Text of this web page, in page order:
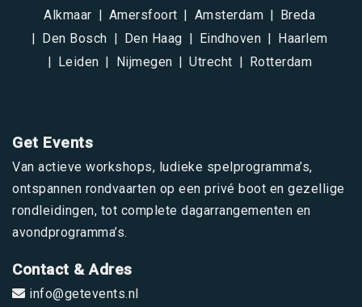
Alkmaar Amersfoort Amsterdam
Breda
Den Bosch
Den Haag Eindhoven
Haarlem
Leiden
Nijmegen Utrecht Rotterdam
Get Events
Van actieve workshops, ludieke spelprogramma’s,
ontspannen rondvaarten op een privé boot en gezellige
rondleidingen, tot complete dagarrangementen en
avondprogramma’s.
Contact & Adres
info@getevents.nl